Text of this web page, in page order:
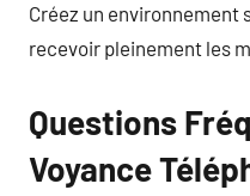
Créez un environnement
recevoir pleinement les
Questions
Voyance